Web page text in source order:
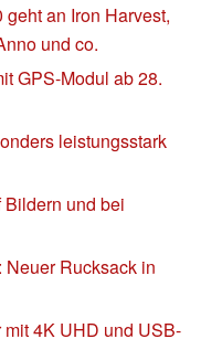
an Iron Harvest,
und co.
GPS-Modul ab 28.
leistungsstark
und bei
Rucksack in
4K UHD und USB-